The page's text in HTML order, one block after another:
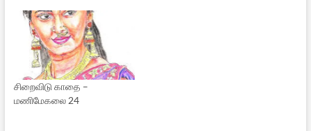
சிறைவிடு காதை –
மணிமேகலை 24